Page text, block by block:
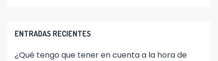
ENTRADAS RECIENTES
¿Qué tengo que tener en cuenta a la hora de